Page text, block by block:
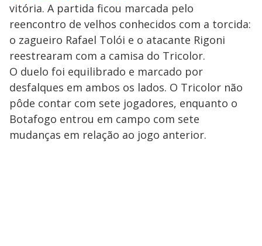
vitória. A partida ficou marcada pelo
reencontro de velhos conhecidos com a torcida:
o zagueiro Rafael Tolói e o atacante Rigoni
reestrearam com a camisa do Tricolor.
O duelo foi equilibrado e marcado por
desfalques em ambos os lados. O Tricolor não
pôde contar com sete jogadores, enquanto o
Botafogo entrou em campo com sete
mudanças em relação ao jogo anterior.